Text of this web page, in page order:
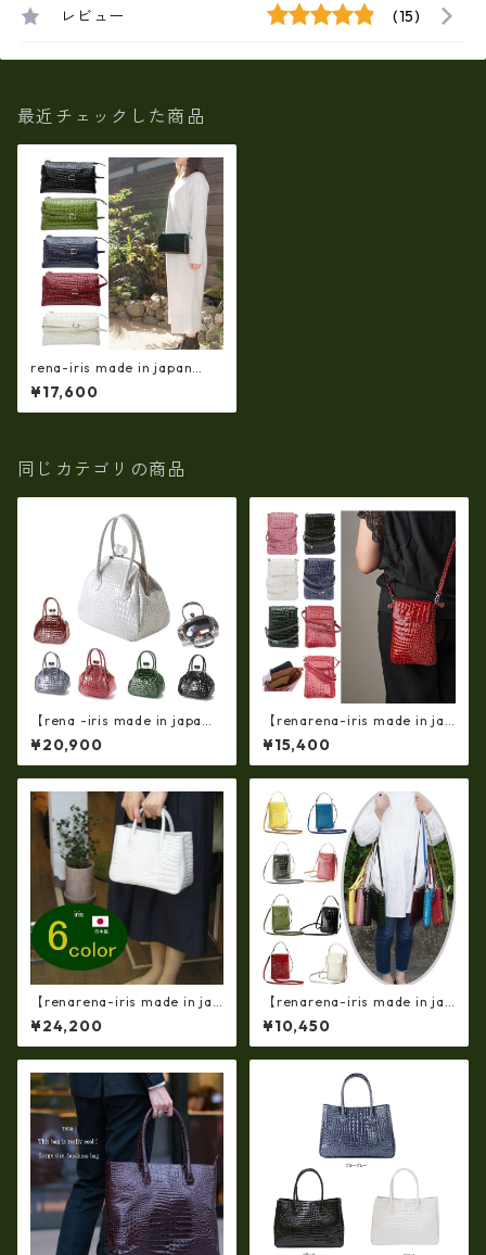
レビュー (15)
最近チェックした商品
rena-iris made in japan
【日本製】牛革製品・エナメ
ルクロコ・お財布ショルダー
（横型・三層式）ir-666-a
¥17,600
同じカテゴリの商品
【rena -iris made in japa
n】【日本製】(限定品)牛革製
品・エナメルクロコ☆ガマ口
バッグ(軽量430ｇ）ir-662-al
¥20,900
【renarena-iris made in jap
an】【日本製】(総革・バージ
ョン）牛革エナメルクロコ・
縦型お財布スマホ 2ＷＡＹポ
¥15,400
【renarena-iris made in jap
an】【日本製】（6・color)牛
革製品・エナメルクロコ・パ
ーティバッグ ir-663
¥24,200
【renarena-iris made in jap
an】【日本製】牛革エナメル
クロコ・縦型お財布スマホ 2
ＷＡＹポシェット ir-660
¥10,450